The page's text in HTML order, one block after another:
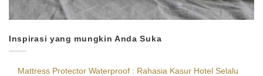
Inspirasi yang mungkin Anda Suka
Mattress Protector Waterproof : Rahasia Kasur Hotel Selalu